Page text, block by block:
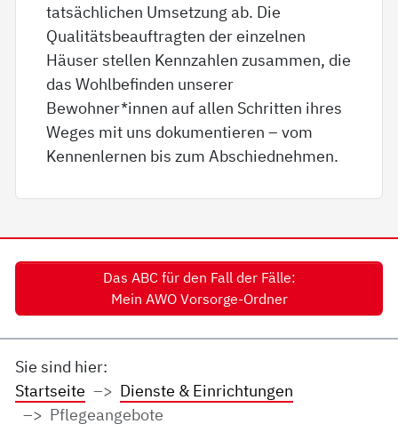
tatsächlichen Umsetzung ab. Die
Qualitätsbeauftragten der einzelnen
Häuser stellen Kennzahlen zusammen, die
das Wohlbefinden unserer
Bewohner*innen auf allen Schritten ihres
Weges mit uns dokumentieren – vom
Kennenlernen bis zum Abschiednehmen.
Das ABC für den Fall der Fälle:
Mein AWO Vorsorge-Ordner
Sie sind hier:
Startseite
Dienste & Einrichtungen
Pflegeangebote